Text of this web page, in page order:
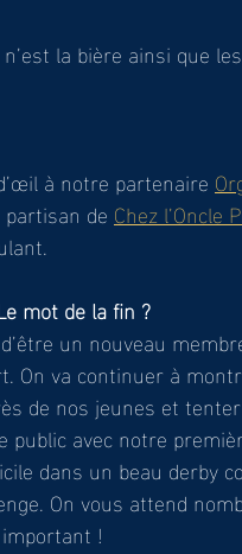
la bière ainsi que
à notre partenaire
de Chez l’Oncle
mot de la fin ?
un nouveau
On va continuer à
de nos jeunes et
public avec notre
dans un beau derby
On vous attend
!